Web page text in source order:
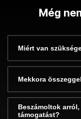
Még
Miért van
Mekkora
Beszámoltok
támogatást?